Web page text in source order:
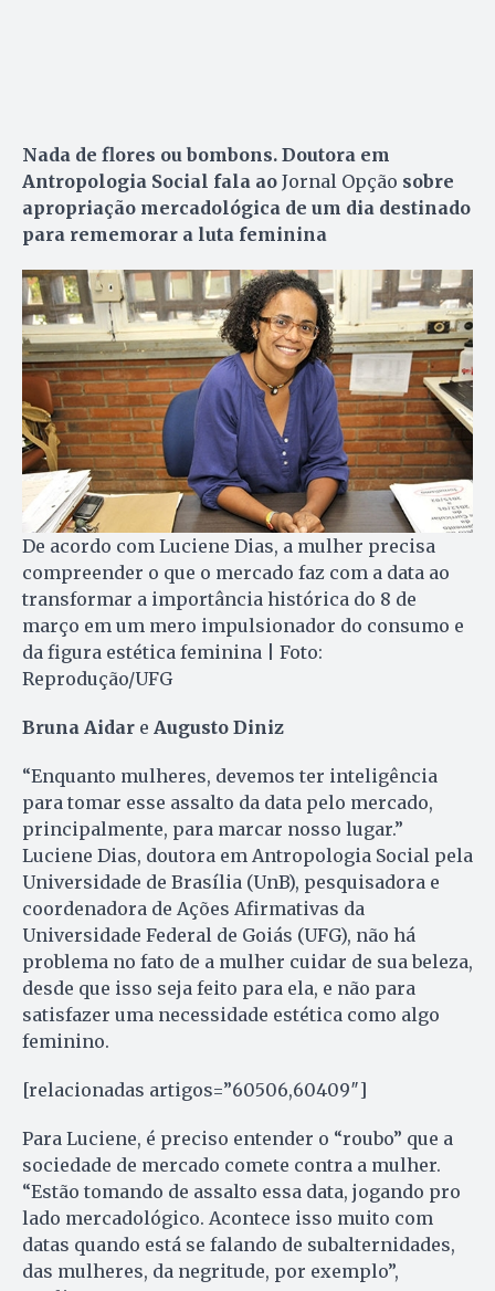
Nada de flores ou bombons. Doutora em
Antropologia Social fala ao Jornal Opção sobre
apropriação mercadológica de um dia destinado
para rememorar a luta feminina
De acordo com Luciene Dias, a mulher precisa
compreender o que o mercado faz com a data ao
transformar a importância histórica do 8 de
março em um mero impulsionador do consumo e
da figura estética feminina | Foto:
Reprodução/UFG
Bruna Aidar e Augusto Diniz
“Enquanto mulheres, devemos ter inteligência
para tomar esse assalto da data pelo mercado,
principalmente, para marcar nosso lugar.”
Luciene Dias, doutora em Antropologia Social pela
Universidade de Brasília (UnB), pesquisadora e
coordenadora de Ações Afirmativas da
Universidade Federal de Goiás (UFG), não há
problema no fato de a mulher cuidar de sua beleza,
desde que isso seja feito para ela, e não para
satisfazer uma necessidade estética como algo
feminino.
[relacionadas artigos=”60506,60409″]
Para Luciene, é preciso entender o “roubo” que a
sociedade de mercado comete contra a mulher.
“Estão tomando de assalto essa data, jogando pro
lado mercadológico. Acontece isso muito com
datas quando está se falando de subalternidades,
das mulheres, da negritude, por exemplo”,